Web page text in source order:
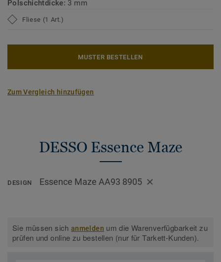
Polschichtdicke: 3 mm
Fliese (1 Art.)
MUSTER BESTELLEN
Zum Vergleich hinzufügen
DESSO Essence Maze
DESIGN Essence Maze AA93 8905
Sie müssen sichanmelden um die Warenverfügbarkeit zu
prüfen und online zu bestellen (nur für Tarkett-Kunden).